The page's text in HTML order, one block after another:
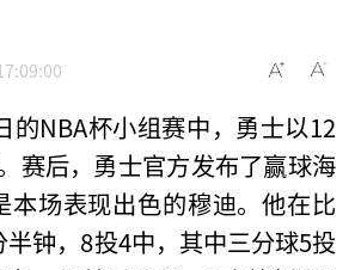
的NBA杯小组赛中，勇士以12
赛后，勇士官方发布了赢球海
本场表现出色的穆迪。他在比
钟，8投4中，其中三分球5投